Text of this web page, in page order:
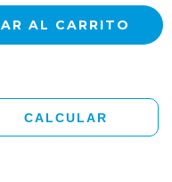
CALCULAR